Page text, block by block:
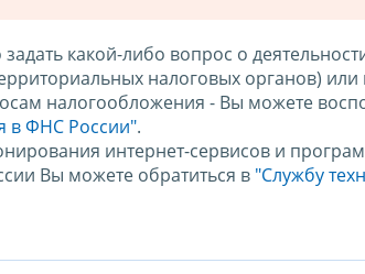
какой-либо вопрос о
налоговых органов) или
налогообложения - Вы можете
в ФНС России".
интернет-сервисов и
Вы можете обратиться в "Службу